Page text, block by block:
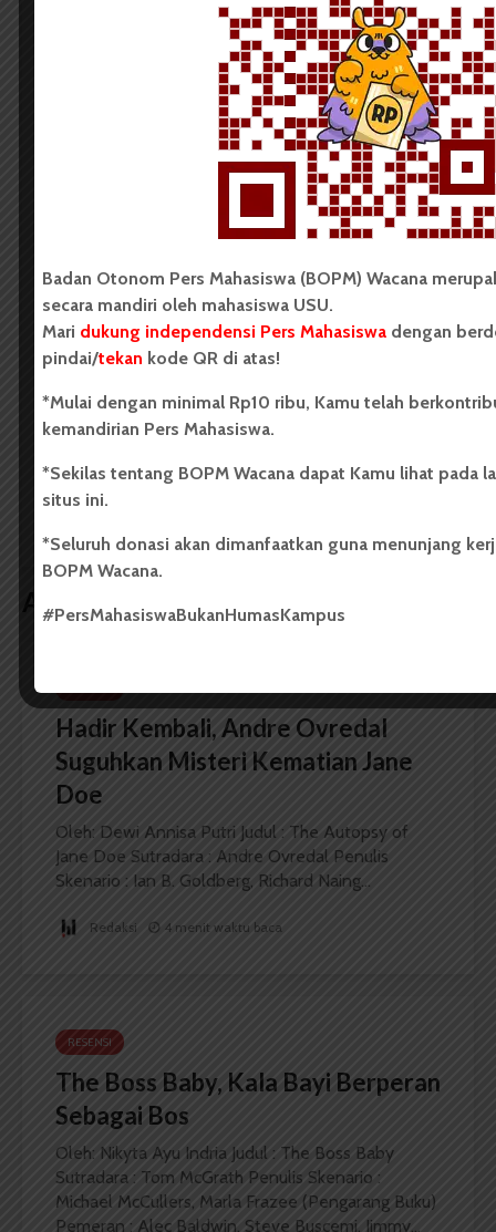
merupakan pers mahasiswa yang berdiri di luar
kampus dan dikelola secara mandiri oleh mahasiswa
Universitas Sumatera Utara (USU).
LIHAT SEMUA ARTIKEL
Kala Cinta Taklukkan
Artikel terkait lain
Hadir Kembali, Andre Ovredal
Suguhkan Misteri Kematian Jane
Doe
Oleh: Dewi Annisa Putri Judul : The Autopsy of
Jane Doe Sutradara : Andre Ovredal Penulis
Skenario : Ian B. Goldberg, Richard Naing...
Redaksi 4 menit waktu baca
RESENSI
The Boss Baby, Kala Bayi Berperan
Sebagai Bos
Oleh: Nikyta Ayu Indria Judul : The Boss Baby
Sutradara : Tom McGrath Penulis Skenario :
Michael McCullers, Marla Frazee (Pengarang Buku)
Pemeran : Alec Baldwin, Steve Buscemi, Jimmy...
Badan Otonom Pers Mahasiswa (BOPM) Wacana
secara mandiri oleh mahasiswa USU.
Mari dukung independensi Pers Mahasiswa dengan
pindai/tekan kode QR di atas!
*Mulai dengan minimal Rp10 ribu, Kamu telah
kemandirian Pers Mahasiswa.
*Sekilas tentang BOPM Wacana dapat Kamu lihat pada
situs ini.
*Seluruh donasi akan dimanfaatkan guna menunjang
BOPM Wacana.
#PersMahasiswaBukanHumasKampus